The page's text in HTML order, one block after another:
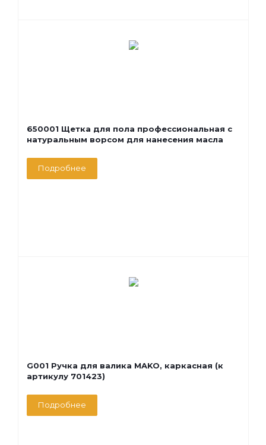
650001 Щетка для пола профессиональная с
натуральным ворсом для нанесения масла
Подробнее
G001 Ручка для валика MAKO, каркасная (к
артикулу 701423)
Подробнее